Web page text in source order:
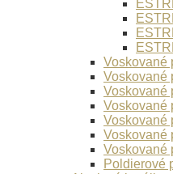
Voskované
Voskované
Voskované
Voskované
Voskované
Voskované
Voskované
Poldierové